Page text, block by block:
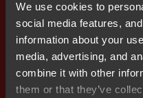
We use cookies to
social media features,
information about your
media, advertising, and
combine it with other
them or that they’ve
information skickades av
http://www.waymaker.se